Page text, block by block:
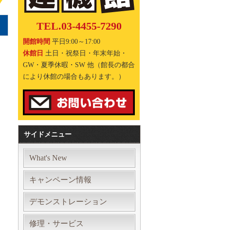
TEL.03-4455-7290
開館時間 平日9:00～17:00
休館日 土日・祝祭日・年末年始・
GW・夏季休暇・SW 他（館長の都合
により休館の場合もあります。）
サイドメニュー
What's New
キャンペーン情報
デモンストレーション
修理・サービス